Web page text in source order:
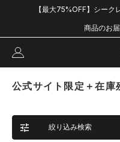
【最大75%OFF】シーク
商品のお
公式サイト限定＋在庫
絞り込み検索